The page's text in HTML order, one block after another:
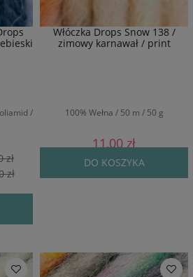
/
zł
zł
Włóczka Drops Snow 138 /
zimowy karnawał / print
100% Wełna / 50 m / 50 g
11,00 zł
DO KOSZYKA